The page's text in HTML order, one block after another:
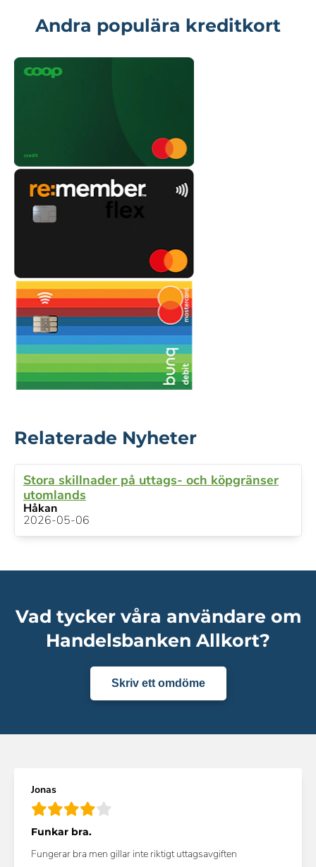
Andra populära kreditkort
Relaterade Nyheter
Stora skillnader på uttags- och köpgränser
utomlands
Håkan
2026-05-06
Vad tycker våra användare om
Handelsbanken Allkort?
Skriv ett omdöme
Jonas
Funkar bra.
Fungerar bra men gillar inte riktigt uttagsavgiften